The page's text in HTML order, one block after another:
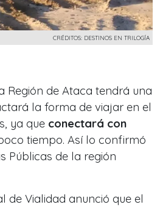
CRÉDITOS: DESTINOS EN TRILOGÍA
Región de Ataca tendrá una
la forma de viajar en el
ya que conectará con
tiempo. Así lo confirmó
Públicas de la región
de Vialidad anunció que el